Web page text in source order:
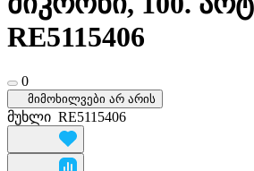
RE5115406
0
მიმოხილვები არ არის
მუხლი RE5115406